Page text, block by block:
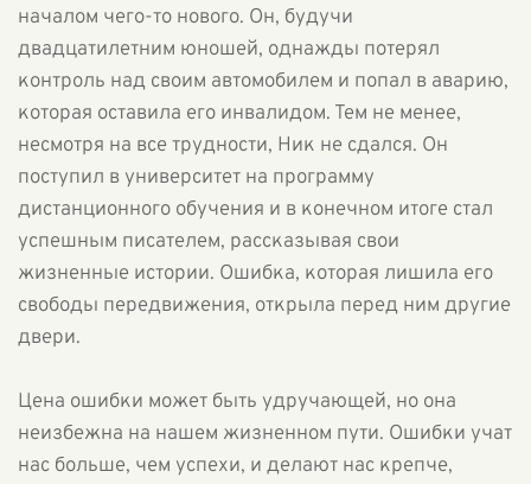
началом чего-то нового. Он, будучи
двадцатилетним юношей, однажды потерял
контроль над своим автомобилем и попал в аварию,
которая оставила его инвалидом. Тем не менее,
несмотря на все трудности, Ник не сдался. Он
поступил в университет на программу
дистанционного обучения и в конечном итоге стал
успешным писателем, рассказывая свои
жизненные истории. Ошибка, которая лишила его
свободы передвижения, открыла перед ним другие
двери.
Цена ошибки может быть удручающей, но она
неизбежна на нашем жизненном пути. Ошибки учат
нас больше, чем успехи, и делают нас крепче,